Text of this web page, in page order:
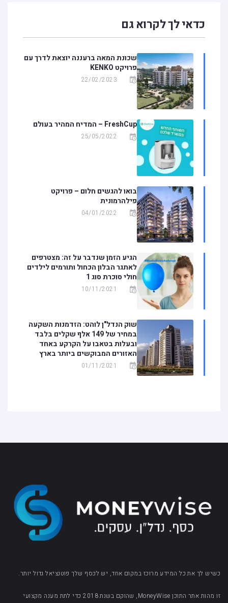
כדאי לך לקרוא גם
שכונת המאה ברעננה יוצאת לדרך עם
פרויקט KENKO
22/02/2023
FreshCup – המדיח המהיר בעולם
25/05/2022
בואו להגשים חלום – פרויקט
פילהרמונית
04/01/2022
הגיע הזמן שנדבר על זה: מצטרפים
לאתגר הבלון הכחול ותורמים לילדים
חולי סוכרת סוג 1
10/11/2021
שוק הנדל"ן לוהט: הזדמנות השקעה
במחיר של 149 אלף שקלים בלבד
ובעלות בטאבו על הקרקע באחד
האזורים המבוקשים ביותר בארץ
01/11/2021
כשיש לך את כל המידע מרוכז במקום אחד, יש לכסף שלך פוטנציאל גדול יותר.
זו מהות אתר התוכן MoneyWise, שהוקם בשנת 2018 כדי לתת מענה מקצועי